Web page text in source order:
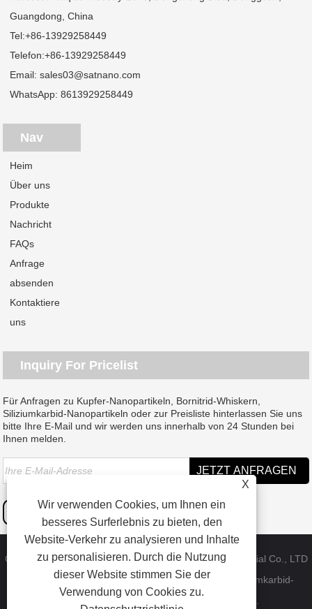
Guangdong, China
Tel:+86-13929258449
Telefon:+86-13929258449
Email:sales03@satnano.com
WhatsApp:8613929258449
Nav
Heim
Über uns
Produkte
Nachricht
FAQs
Anfrage
absenden
Kontaktiere
uns
Inquiry For Pricelist
Für Anfragen zu Kupfer-Nanopartikeln, Bornitrid-Whiskern,
Siliziumkarbid-Nanopartikeln oder zur Preisliste hinterlassen Sie uns
bitte Ihre E-Mail und wir werden uns innerhalb von 24 Stunden bei
Ihnen melden.
Copyright © 2023 Dongguan SAT nano technology material Co., LTD
– China Kupfer-Nanopartikel, Bornitrid-Whisker, Siliziumkarbid-
Nanopartikel-Fabrik – Alle Rechte vorbehalten.
X
Wir verwenden Cookies, um Ihnen ein
besseres Surferlebnis zu bieten, den
Website-Verkehr zu analysieren und Inhalte
zu personalisieren. Durch die Nutzung
dieser Website stimmen Sie der
Verwendung von Cookies zu.